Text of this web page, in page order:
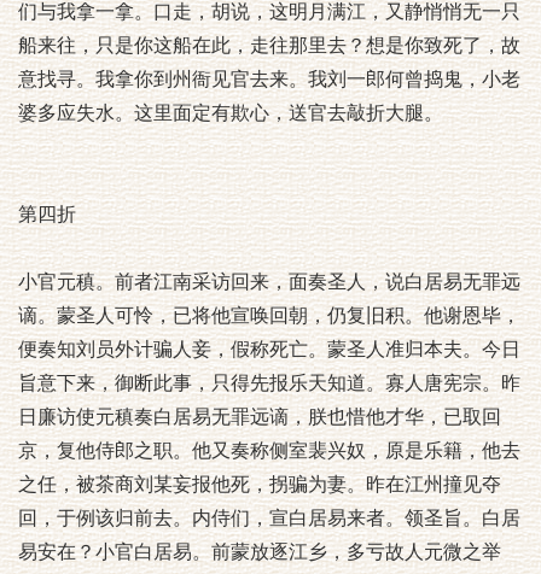
们与我拿一拿。口走，胡说，这明月满江，又静悄悄无一只
船来往，只是你这船在此，走往那里去？想是你致死了，故
意找寻。我拿你到州衙见官去来。我刘一郎何曾捣鬼，小老
婆多应失水。这里面定有欺心，送官去敲折大腿。
第四折
小官元稹。前者江南采访回来，面奏圣人，说白居易无罪远
谪。蒙圣人可怜，已将他宣唤回朝，仍复旧积。他谢恩毕，
便奏知刘员外计骗人妾，假称死亡。蒙圣人准归本夫。今日
旨意下来，御断此事，只得先报乐天知道。寡人唐宪宗。昨
日廉访使元稹奏白居易无罪远谪，朕也惜他才华，已取回
京，复他侍郎之职。他又奏称侧室裴兴奴，原是乐籍，他去
之任，被茶商刘某妄报他死，拐骗为妻。昨在江州撞见夺
回，于例该归前去。内侍们，宣白居易来者。领圣旨。白居
易安在？小官白居易。前蒙放逐江乡，多亏故人元微之举